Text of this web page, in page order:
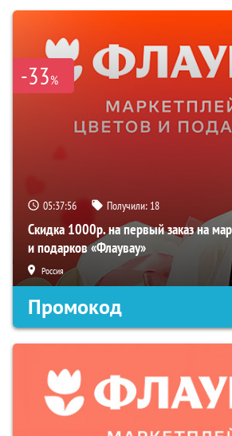
-33%
05:37:55 Получили: 18
Скидка 1000р. на первый заказ на
и подарков «Флаувау»
Россия
Промокод